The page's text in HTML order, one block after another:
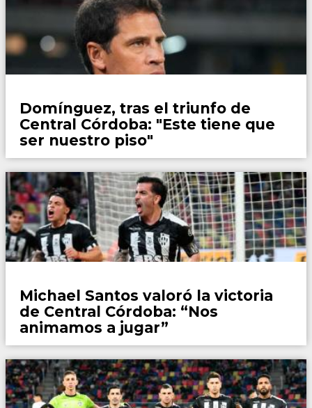
Domínguez, tras el triunfo de
Central Córdoba: "Este tiene que
ser nuestro piso"
Michael Santos valoró la victoria
de Central Córdoba: “Nos
animamos a jugar”